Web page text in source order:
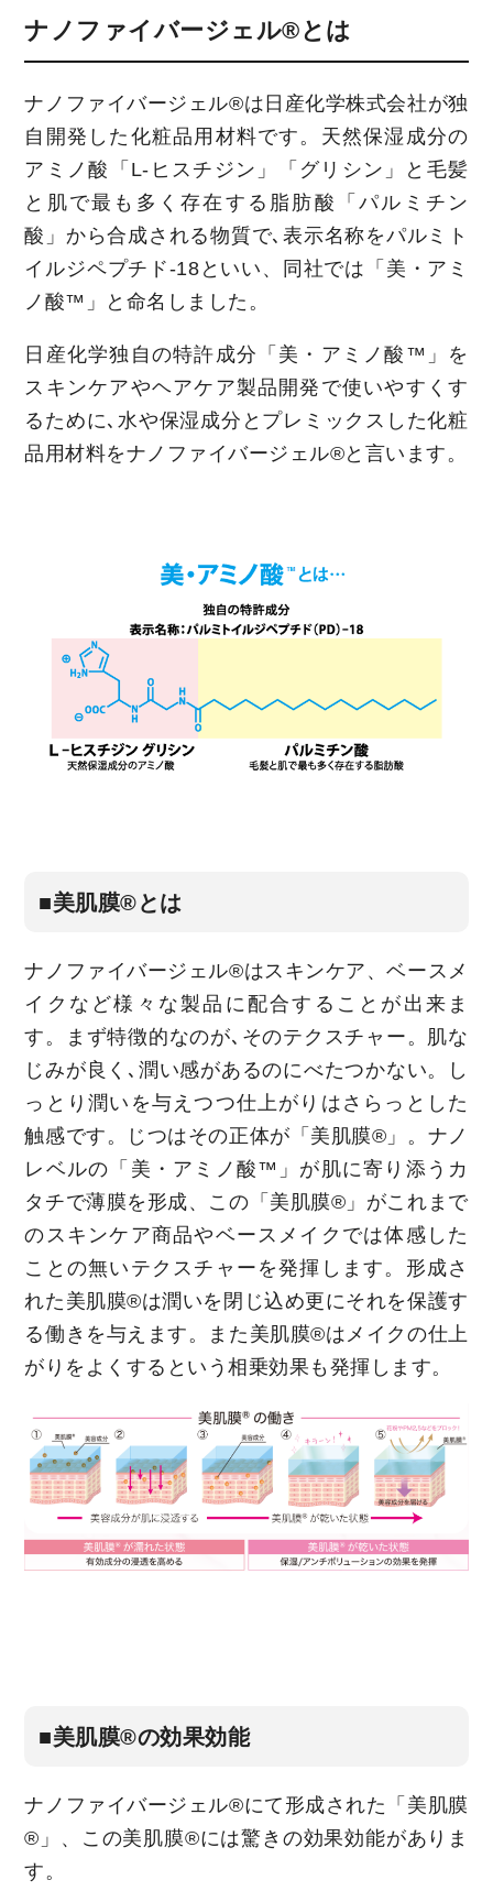
ナノファイバージェル®とは
ナノファイバージェル®は日産化学株式会社が独
自開発した化粧品用材料です。天然保湿成分の
アミノ酸「L-ヒスチジン」「グリシン」と毛髪
と肌で最も多く存在する脂肪酸「パルミチン
酸」から合成される物質で､表示名称をパルミト
イルジペプチド-18といい、同社では「美・アミ
ノ酸™」と命名しました。
日産化学独自の特許成分「美・アミノ酸™」を
スキンケアやヘアケア製品開発で使いやすくす
るために､水や保湿成分とプレミックスした化粧
品用材料をナノファイバージェル®と言います。
■美肌膜®とは
ナノファイバージェル®はスキンケア、ベースメ
イクなど様々な製品に配合することが出来ま
す。まず特徴的なのが､そのテクスチャー。肌な
じみが良く､潤い感があるのにべたつかない。し
っとり潤いを与えつつ仕上がりはさらっとした
触感です。じつはその正体が「美肌膜®」。ナノ
レベルの「美・アミノ酸™」が肌に寄り添うカ
タチで薄膜を形成、この「美肌膜®」がこれまで
のスキンケア商品やベースメイクでは体感した
ことの無いテクスチャーを発揮します。形成さ
れた美肌膜®は潤いを閉じ込め更にそれを保護す
る働きを与えます。また美肌膜®はメイクの仕上
がりをよくするという相乗効果も発揮します。
■美肌膜®の効果効能
ナノファイバージェル®にて形成された「美肌膜
®」、この美肌膜®には驚きの効果効能がありま
す。